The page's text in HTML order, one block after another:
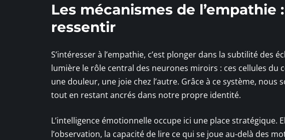
Les mécanismes de
ressentir
S’intéresser à l’empathie, c’est plonger dans la subtilité des
lumière le rôle central des neurones miroirs : ces cellules du
une douleur, une joie chez l’autre. Grâce à ce système,
tout en restant ancrés dans notre propre identité.
L’intelligence émotionnelle occupe ici une place stratégique.
l’observation, la capacité de lire ce qui se joue au-delà des